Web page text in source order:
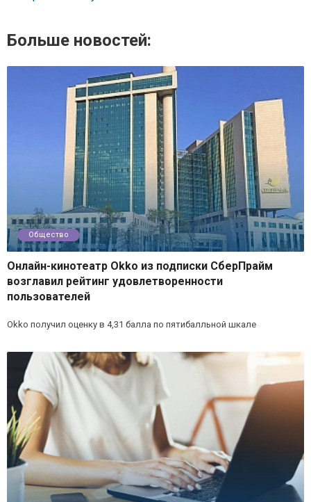
Больше новостей:
Общество
Онлайн-кинотеатр Okko из подписки СберПрайм
возглавил рейтинг удовлетворенности
пользователей
Okko получил оценку в 4,31 балла по пятибалльной шкале